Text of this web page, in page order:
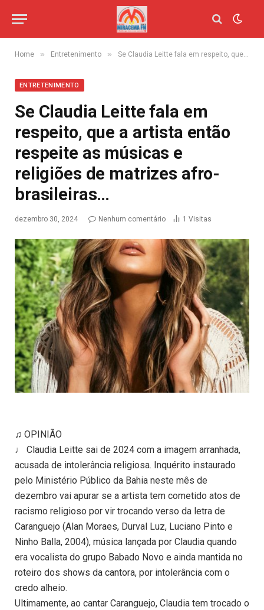
Home » Entretenimento » Se Claudia Leitte fala em respeito, que a artista então respeite as músicas e religiões de matrizes afro-brasileiras…
ENTRETENIMENTO
Se Claudia Leitte fala em
respeito, que a artista então
respeite as músicas e
religiões de matrizes afro-
brasileiras…
dezembro 30, 2024 Nenhum comentário 1 Visitas
♫ OPINIÃO
♩ Claudia Leitte sai de 2024 com a imagem arranhada,
acusada de intolerância religiosa. Inquérito instaurado
pelo Ministério Público da Bahia neste mês de
dezembro vai apurar se a artista tem cometido atos de
racismo religioso por vir trocando verso da letra de
Caranguejo (Alan Moraes, Durval Luz, Luciano Pinto e
Ninho Balla, 2004), música lançada por Claudia quando
era vocalista do grupo Babado Novo e ainda mantida no
roteiro dos shows da cantora, por intolerância com o
credo alheio.
Ultimamente, ao cantar Caranguejo, Claudia tem trocado o